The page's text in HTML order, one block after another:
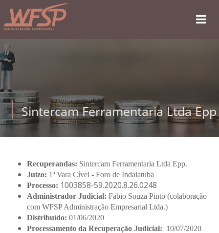
Sintercam Ferramentaria Ltda Epp
Recuperandas: Sintercam Ferramentaria Ltda Epp.
Juízo: 1ª Vara Cível - Foro de Indaiatuba
Processo: 1003858-59.2020.8.26.0248
Administrador Judicial: Fabio Souza Pinto (colaboração
com WFSP Administração Empresarial Ltda.)
Distribuído: 01/06/2020
Processamento da Recuperação Judicial: 10/07/2020